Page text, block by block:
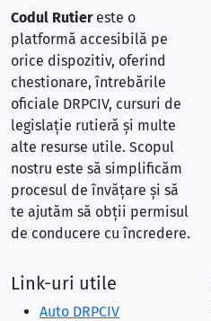
Codul Rutiereste o
platformă accesibilă pe
orice dispozitiv, oferind
chestionare, întrebările
oficiale DRPCIV, cursuri de
legislație rutieră și multe
alte resurse utile. Scopul
nostru este să simplificăm
procesul de învățare și să
te ajutăm să obții permisul
de conducere cu încredere.
Link-uri utile
Auto DRPCIV